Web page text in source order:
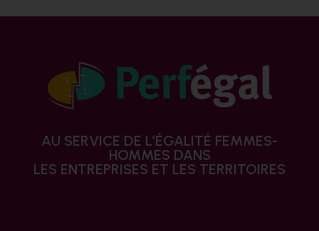
AU SERVICE DE L’ÉGALITÉ FEMMES-
HOMMES DANS
LES ENTREPRISES ET LES TERRITOIRES